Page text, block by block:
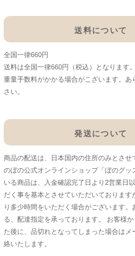
送料について
全国一律660円
送料は全国一律660円（税込）となります
重量手数料がかかる場合がこざいます。あ
さい。
発送について
商品の配送は、日本国内の住所のみとさせ
のぼの公式オンラインショップ「ぼのグッ
いる商品は、入金確認完了日より2営業日
だく事を基本とさせていただいております
り多少時間をいただく場合がございます。
る、配達指定を承っております。 お客様
た後に、品切れとなってしまった場合はメ
絡いたします。